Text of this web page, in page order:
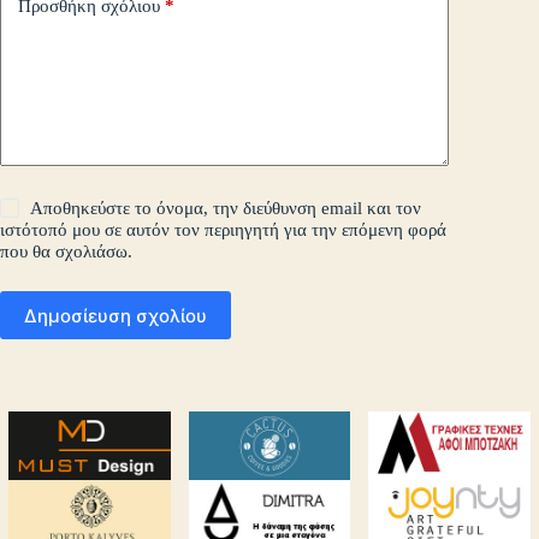
Προσθήκη σχόλιου *
Αποθηκεύστε το όνομα, την διεύθυνση email και τον
ιστότοπό μου σε αυτόν τον περιηγητή για την επόμενη φορά
που θα σχολιάσω.
Δημοσίευση σχολίου